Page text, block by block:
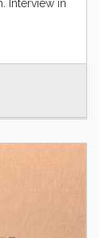
Interview in